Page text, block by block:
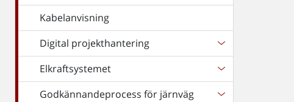
Kabelanvisning
Digital projekthantering
Elkraftsystemet
Godkännandeprocess för järnväg